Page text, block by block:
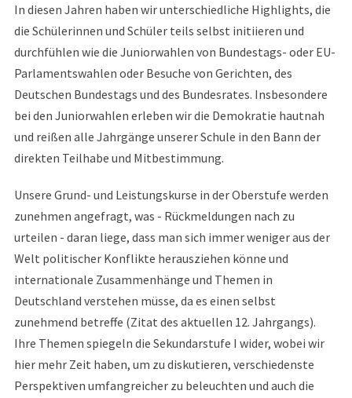
In diesen Jahren haben wir unterschiedliche Highlights, die
die Schülerinnen und Schüler teils selbst initiieren und
durchfühlen wie die Juniorwahlen von Bundestags- oder EU-
Parlamentswahlen oder Besuche von Gerichten, des
Deutschen Bundestags und des Bundesrates. Insbesondere
bei den Juniorwahlen erleben wir die Demokratie hautnah
und reißen alle Jahrgänge unserer Schule in den Bann der
direkten Teilhabe und Mitbestimmung.
Unsere Grund- und Leistungskurse in der Oberstufe werden
zunehmen angefragt, was - Rückmeldungen nach zu
urteilen - daran liege, dass man sich immer weniger aus der
Welt politischer Konflikte herausziehen könne und
internationale Zusammenhänge und Themen in
Deutschland verstehen müsse, da es einen selbst
zunehmend betreffe (Zitat des aktuellen 12. Jahrgangs).
Ihre Themen spiegeln die Sekundarstufe I wider, wobei wir
hier mehr Zeit haben, um zu diskutieren, verschiedenste
Perspektiven umfangreicher zu beleuchten und auch die